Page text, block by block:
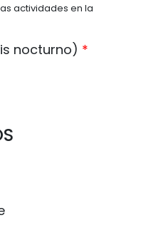
actividades en la
nocturno) *